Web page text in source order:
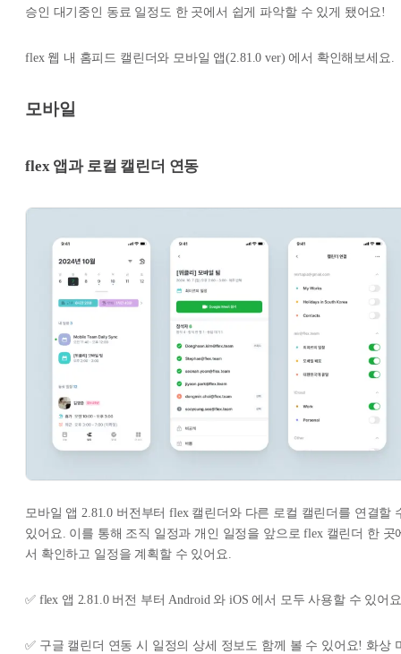
승인 대기중인 동료 일정도 한 곳에서 쉽게 파악할 수 있게 됐어요!
flex 웹 내 홈피드 캘린더와 모바일 앱(2.81.0 ver) 에서 확인해보세요.
모바일
flex 앱과 로컬 캘린더 연동
모바일 앱 2.81.0 버전부터 flex 캘린더와 다른 로컬 캘린더를 연결할
있어요. 이를 통해 조직 일정과 개인 일정을 앞으로 flex 캘린더 한 곳
서 확인하고 일정을 계획할 수 있어요.
✅ flex 앱 2.81.0 버전 부터 Android 와 iOS 에서 모두 사용할 수 있어
✅ 구글 캘린더 연동 시 일정의 상세 정보도 함께 볼 수 있어요! 화상